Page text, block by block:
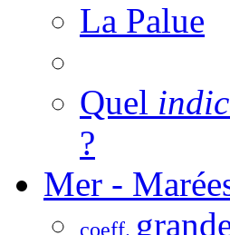
La Palue
Quel
?
Mer -
coeff.